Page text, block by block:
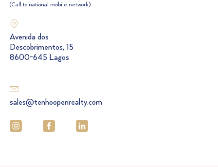
(Call to national mobile network)
Avenida dos
Descobrimentos, 15
8600-645 Lagos
sales@tenhoopenrealty.com